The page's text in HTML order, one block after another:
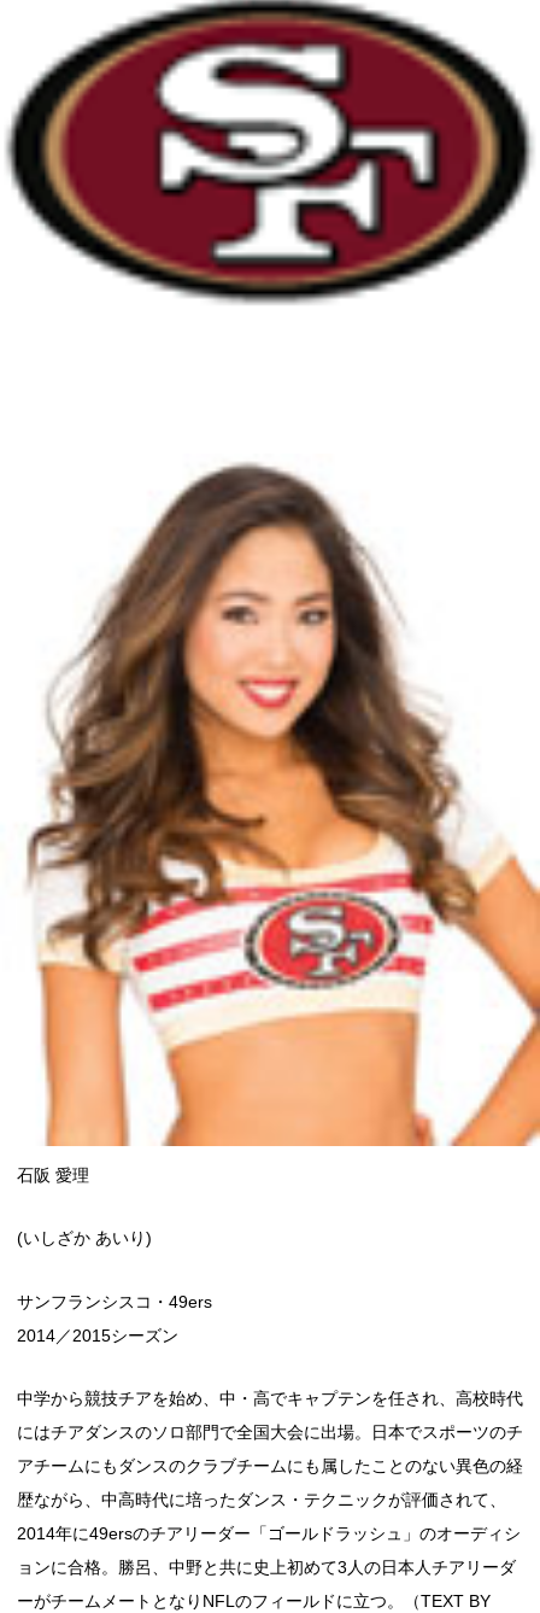
石阪 愛理
(いしざか あいり)
サンフランシスコ・49ers
2014／2015シーズン
中学から競技チアを始め、中・高でキャプテンを任され、高校時代
にはチアダンスのソロ部門で全国大会に出場。日本でスポーツのチ
アチームにもダンスのクラブチームにも属したことのない異色の経
歴ながら、中高時代に培ったダンス・テクニックが評価されて、
2014年に49ersのチアリーダー「ゴールドラッシュ」のオーディシ
ョンに合格。勝呂、中野と共に史上初めて3人の日本人チアリーダ
ーがチームメートとなりNFLのフィールドに立つ。（TEXT BY